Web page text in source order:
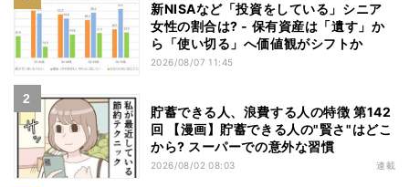
新NISAなど「投資をしている」シニア
女性の割合は? - 保有資産は「遺す」か
ら「使い切る」へ価値観がシフトか
2026/08/07 11:45
貯蓄できる人、浪費する人の特徴 第142
回 【漫画】貯蓄できる人の"賢さ"はどこ
から? スーパーでの意外な習慣
2026/08/02 08:03 連載